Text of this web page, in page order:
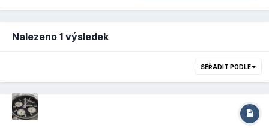
Nalezeno 1 výsledek
SEŘADIT PODLE